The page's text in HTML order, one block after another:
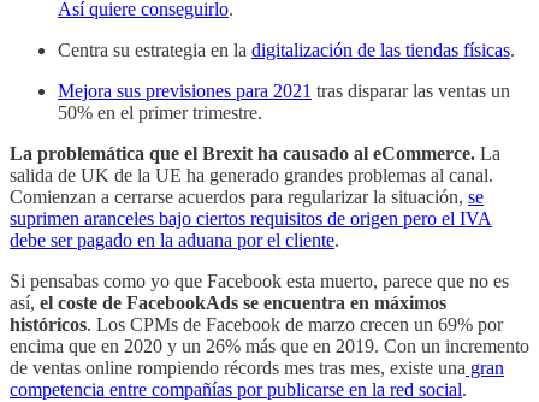
Así quiere conseguirlo.
Centra su estrategia en la digitalización de las tiendas físicas.
Mejora sus previsiones para 2021 tras disparar las ventas un
50% en el primer trimestre.
La problemática que el Brexit ha causado al eCommerce. La
salida de UK de la UE ha generado grandes problemas al canal.
Comienzan a cerrarse acuerdos para regularizar la situación, se
suprimen aranceles bajo ciertos requisitos de origen pero el IVA
debe ser pagado en la aduana por el cliente.
Si pensabas como yo que Facebook esta muerto, parece que no es
así, el coste de FacebookAds se encuentra en máximos
históricos. Los CPMs de Facebook de marzo crecen un 69% por
encima que en 2020 y un 26% más que en 2019. Con un incremento
de ventas online rompiendo récords mes tras mes, existe una gran
competencia entre compañías por publicarse en la red social.